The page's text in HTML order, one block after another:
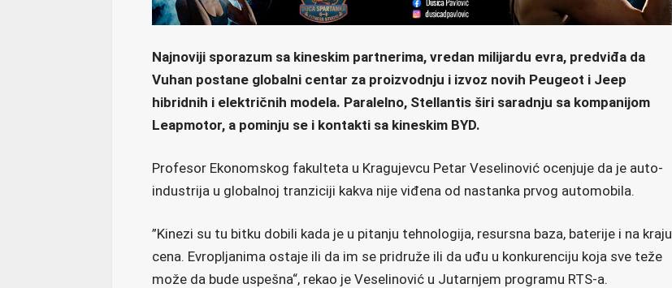
Najnoviji sporazum sa kineskim partnerima, vredan milijardu evra, predviđa da
Vuhan postane globalni centar za proizvodnju i izvoz novih Peugeot i Jeep
hibridnih i električnih modela. Paralelno, Stellantis širi saradnju sa kompanijom
Leapmotor, a pominju se i kontakti sa kineskim BYD.
Profesor Ekonomskog fakulteta u Kragujevcu Petar Veselinović ocenjuje da je auto-
industrija u globalnoj tranziciji kakva nije viđena od nastanka prvog automobila.
”Kinezi su tu bitku dobili kada je u pitanju tehnologija, resursna baza, baterije i na kraju
cena. Evropljanima ostaje ili da im se pridruže ili da uđu u konkurenciju koja sve teže
može da bude uspešna“, rekao je Veselinović u Jutarnjem programu RTS-a.